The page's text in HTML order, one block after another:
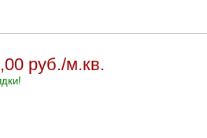
руб./м.кв.